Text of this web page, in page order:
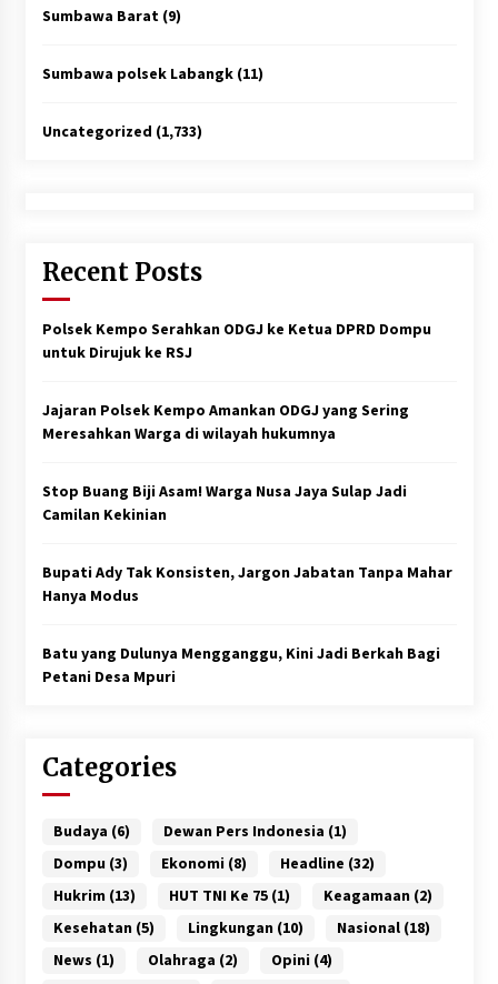
Sumbawa Barat(9)
Sumbawa polsek Labangk(11)
Uncategorized (1,733)
Recent Posts
Polsek Kempo Serahkan ODGJ ke Ketua DPRD Dompu
untuk Dirujuk ke RSJ
Jajaran Polsek Kempo Amankan ODGJ yang Sering
Meresahkan Warga di wilayah hukumnya
Stop Buang Biji Asam! Warga Nusa Jaya Sulap Jadi
Camilan Kekinian
Bupati Ady Tak Konsisten, Jargon Jabatan Tanpa Mahar
Hanya Modus
Batu yang Dulunya Mengganggu, Kini Jadi Berkah Bagi
Petani Desa Mpuri
Categories
Budaya (6) Dewan Pers Indonesia (1)
Dompu (3) Ekonomi (8) Headline (32)
Hukrim (13) HUT TNI Ke 75(1) Keagamaan (2)
Kesehatan (5) Lingkungan (10) Nasional(18)
News (1) Olahraga (2) Opini (4)